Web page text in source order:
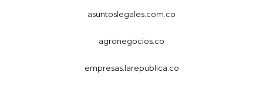
asuntoslegales.com.co
agronegocios.co
empresas.larepublica.co